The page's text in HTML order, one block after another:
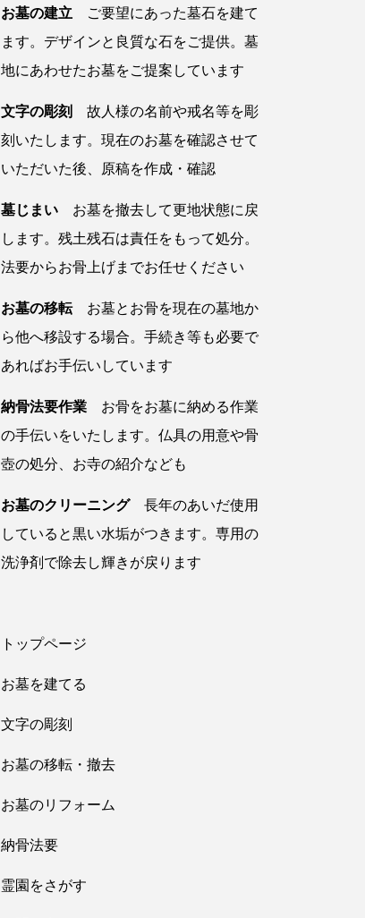
お墓の建立 ご要望にあった墓石を建て
ます。デザインと良質な石をご提供。墓
地にあわせたお墓をご提案しています
文字の彫刻
故人様の名前や戒名等を彫
刻いたします。現在のお墓を確認させて
いただいた後、原稿を作成・確認
墓じまい お墓を撤去して更地状態に戻
します。残土残石は責任をもって処分。
法要からお骨上げまでお任せください
お墓の移転お墓とお骨を現在の墓地か
ら他へ移設する場合。手続き等も必要で
あればお手伝いしています
納骨法要作業 お骨をお墓に納める作業
の手伝いをいたします。仏具の用意や骨
壺の処分、お寺の紹介なども
お墓のクリーニング長年のあいだ使用
していると黒い水垢がつきます。専用の
洗浄剤で除去し輝きが戻ります
トップページ
お墓を建てる
文字の彫刻
お墓の移転・撤去
お墓のリフォーム
納骨法要
霊園をさがす